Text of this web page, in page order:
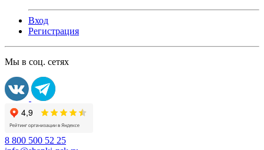
Вход
Регистрация
Мы в соц. сетях
8 800 500 52 25